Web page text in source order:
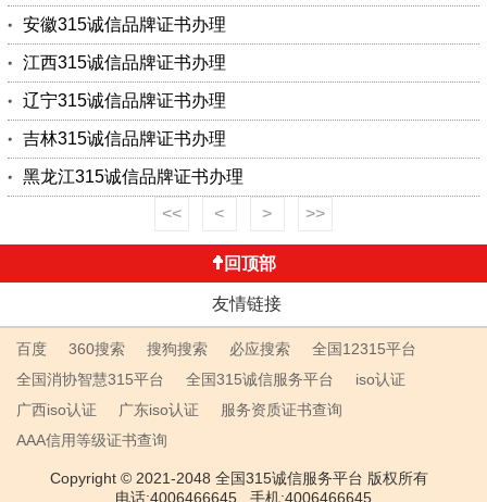
安徽315诚信品牌证书办理
江西315诚信品牌证书办理
辽宁315诚信品牌证书办理
吉林315诚信品牌证书办理
黑龙江315诚信品牌证书办理
<<
< > >>
回顶部
友情链接
百度 360搜索 搜狗搜索 必应搜索
全国12315平台
全国消协智慧315平台
全国315诚信服务平台
iso认证
广西iso认证
广东iso认证
服务资质证书查询
AAA信用等级证书查询
Copyright © 2021-2048 全国315诚信服务平台 版权所有
电话:4006466645 手机:4006466645